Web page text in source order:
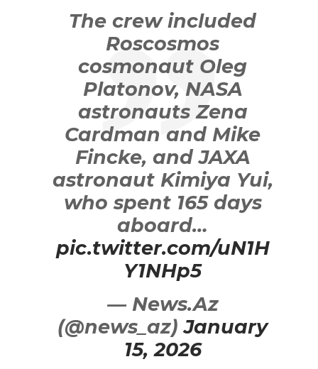
The crew included
Roscosmos
cosmonaut Oleg
Platonov, NASA
astronauts Zena
Cardman and Mike
Fincke, and JAXA
astronaut Kimiya Yui,
who spent 165 days
aboard…
pic.twitter.com/uN1H
Y1NHp5
— News.Az
(@news_az)January
15, 2026